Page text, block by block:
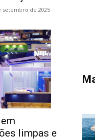
setembro de 2025
limpas e